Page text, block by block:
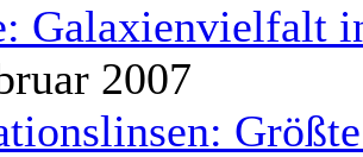
Galaxienvielfalt
2007